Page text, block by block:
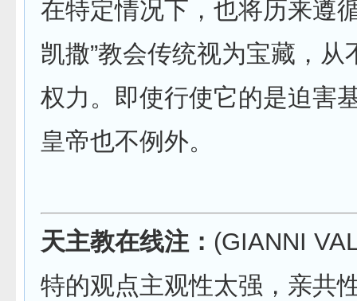
在特定情况下，也将历来遵
凯撒”教会传统视为宝藏，从
权力。即使行使它的是迫害
皇帝也不例外。
天主教在线注： (GIANNI
特的观点主观性太强，亲共